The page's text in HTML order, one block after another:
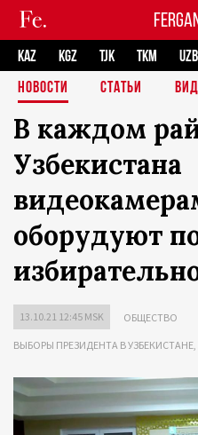
KAZ KGZ TJK TKM UZB
НОВОСТИ
СТАТЬИ
В каждом
Узбекистана
оборудуют
13.10.21 12:45 MSK ОБЩЕСТВО
ВЫБОРЫ ПРЕЗИДЕНТА В УЗБЕКИСТАНЕ,